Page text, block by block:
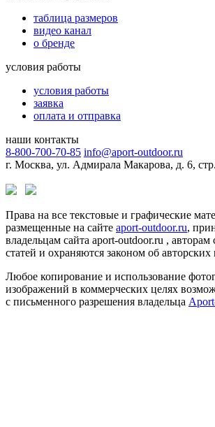
таблица размеров
видео канал
о бренде
условия работы
условия работы
заявка
оплата и отправка
наши контакты
8-800-700-70-85 info@aport-outdoor.ru
г. Москва, ул. Адмирала Макарова, д. 6,
Права на все текстовые и графические
размещенные на сайте aport-outdoor.ru,
владельцам сайта aport-outdoor.ru ,
статей и охраняются законом об авторских
Любое копирование и использование
изображений в коммерческих целях
с письменного разрешения владельца